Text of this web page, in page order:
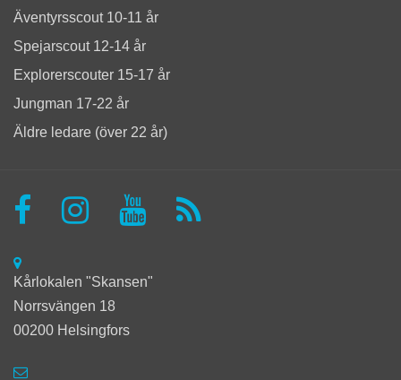
Äventyrsscout 10-11 år
Spejarscout 12-14 år
Explorerscouter 15-17 år
Jungman 17-22 år
Äldre ledare (över 22 år)
Kårlokalen "Skansen"
Norrsvängen 18
00200 Helsingfors